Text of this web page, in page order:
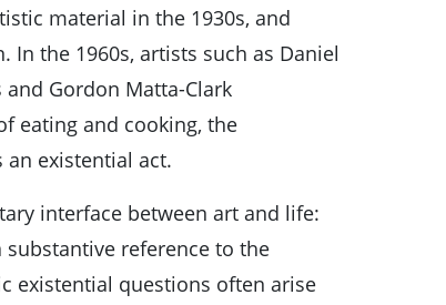
material in the 1930s, and
the 1960s, artists such as Daniel
and Gordon Matta-Clark
eating and cooking, the
existential act.
interface between art and life:
reference to the
existential questions often arise